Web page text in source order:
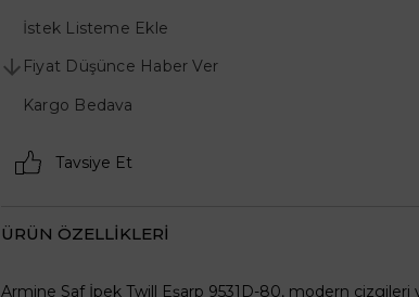
İstek Listeme Ekle
Fiyat Düşünce Haber Ver
Kargo Bedava
Tavsiye Et
ÜRÜN ÖZELLIKLERI
Armine Saf İpek Twill Eşarp 9531D-80, modern çizgileri